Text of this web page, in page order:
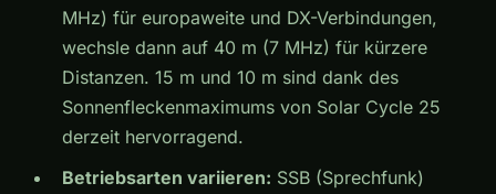
MHz) für europaweite und DX-Verbindungen,
wechsle dann auf 40 m (7 MHz) für kürzere
Distanzen. 15 m und 10 m sind dank des
Sonnenfleckenmaximums von Solar Cycle 25
derzeit hervorragend.
Betriebsarten variieren: SSB (Sprechfunk)